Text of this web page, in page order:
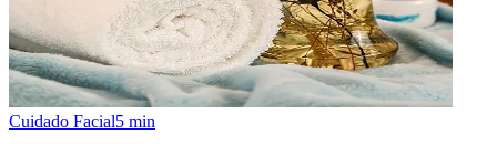
Cuidado Facial5 min